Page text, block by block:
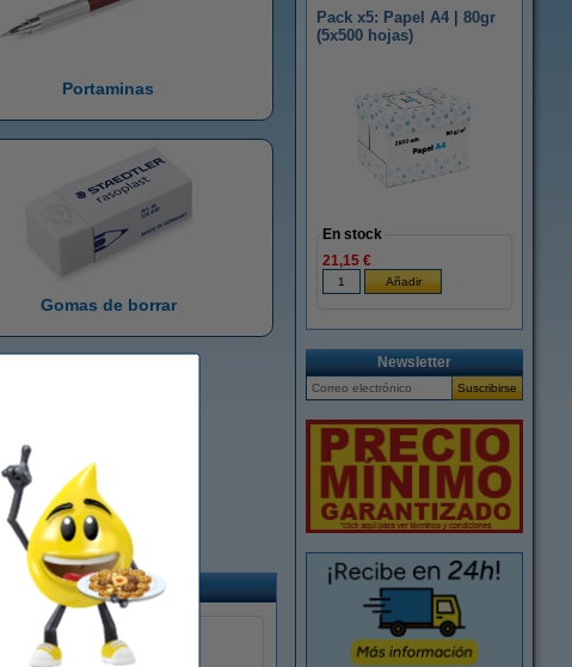
Portaminas
Gomas de borrar
Pack x5: Papel A4 | 80gr
(5x500 hojas)
En stock
21,15 €
Newsletter